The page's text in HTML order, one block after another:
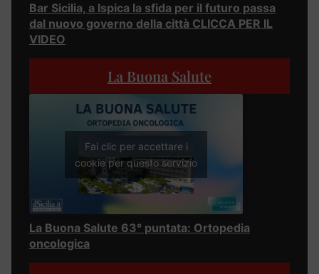
Bar Sicilia, a Ispica la sfida per il futuro passa
dal nuovo governo della città CLICCA PER IL
VIDEO
La Buona Salute
Fai clic per accettare i
cookie per questo servizio
La Buona Salute 63° puntata: Ortopedia
oncologica